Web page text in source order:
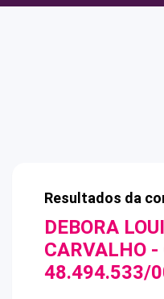
Resultados da
DEBORA
CARVALHO -
48.494.533/